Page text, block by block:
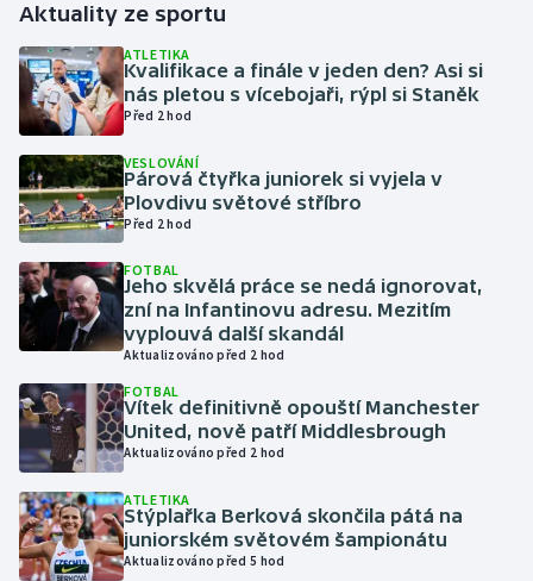
Golf
Gymnastika
Házená
Jezdectví
Judo
Krasobruslení
Lyže a snowboard
Moderní pětiboj
Motorsport
Aktuality ze sportu
ATLETIKA
Kvalifikace a finále v jeden den? Asi si
nás pletou s vícebojaři, rýpl si Staněk
Před 2 hod
VESLOVÁNÍ
Párová čtyřka juniorek si vyjela v
Plovdivu světové stříbro
Před 2 hod
FOTBAL
Jeho skvělá práce se nedá ignorovat,
zní na Infantinovu adresu. Mezitím
vyplouvá další skandál
Aktualizováno před 2 hod
FOTBAL
Vítek definitivně opouští Manchester
United, nově patří Middlesbrough
Aktualizováno před 2 hod
ATLETIKA
Stýplařka Berková skončila pátá na
juniorském světovém šampionátu
Aktualizováno před 5 hod